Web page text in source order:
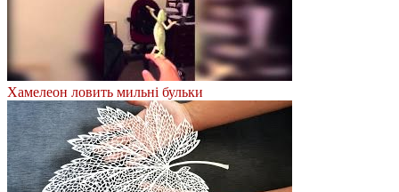
Хамелеон ловить мильні бульки